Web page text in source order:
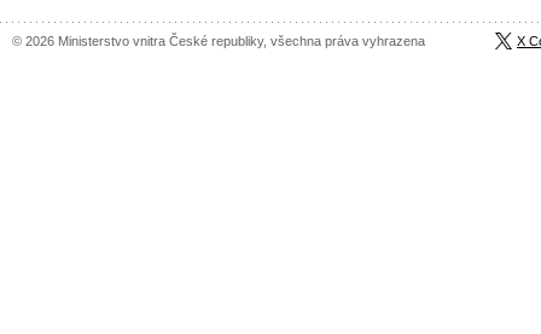
© 2026 Ministerstvo vnitra České republiky, všechna práva vyhrazena X